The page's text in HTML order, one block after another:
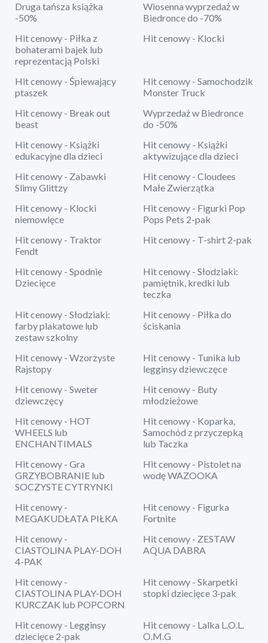
Druga tańsza książka
-50%
Wiosenna wyprzedaż w
Biedronce do -70%
Hit cenowy - Piłka z
bohaterami bajek lub
reprezentacją Polski
Hit cenowy - Klocki
Hit cenowy - Śpiewający
ptaszek
Hit cenowy - Samochodzik
Monster Truck
Hit cenowy - Break out
beast
Wyprzedaż w Biedronce
do -50%
Hit cenowy - Książki
edukacyjne dla dzieci
Hit cenowy - Książki
aktywizujące dla dzieci
Hit cenowy - Zabawki
Slimy Glittzy
Hit cenowy - Cloudees
Małe Zwierzątka
Hit cenowy - Klocki
niemowlęce
Hit cenowy - Figurki Pop
Pops Pets 2-pak
Hit cenowy - Traktor
Fendt
Hit cenowy - T-shirt 2-pak
Hit cenowy - Spodnie
Dziecięce
Hit cenowy - Słodziaki:
pamiętnik, kredki lub
teczka
Hit cenowy - Słodziaki:
farby plakatowe lub
zestaw szkolny
Hit cenowy - Piłka do
ściskania
Hit cenowy - Wzorzyste
Rajstopy
Hit cenowy - Tunika lub
legginsy dziewczęce
Hit cenowy - Sweter
dziewczęcy
Hit cenowy - Buty
młodzieżowe
Hit cenowy - HOT
WHEELS lub
ENCHANTIMALS
Hit cenowy - Koparka,
Samochód z przyczepką
lub Taczka
Hit cenowy - Gra
GRZYBOBRANIE lub
SOCZYSTE CYTRYNKI
Hit cenowy - Pistolet na
wodę WAZOOKA
Hit cenowy -
MEGAKUDŁATA PIŁKA
Hit cenowy - Figurka
Fortnite
Hit cenowy -
CIASTOLINA PLAY-DOH
4-PAK
Hit cenowy - ZESTAW
AQUA DABRA
Hit cenowy -
CIASTOLINA PLAY-DOH
KURCZAK lub POPCORN
Hit cenowy - Skarpetki
stopki dziecięce 3-pak
Hit cenowy - Legginsy
dziecięce 2-pak
Hit cenowy - Lalka L.O.L.
O.M.G